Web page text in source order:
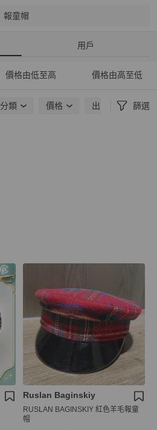
報童帽
用戶
價格由低至高 價格由高至低
分類 價格 出貨地點 篩選
Ruslan Baginskiy
RUSLAN BAGINSKIY 紅色羊毛報童
帽